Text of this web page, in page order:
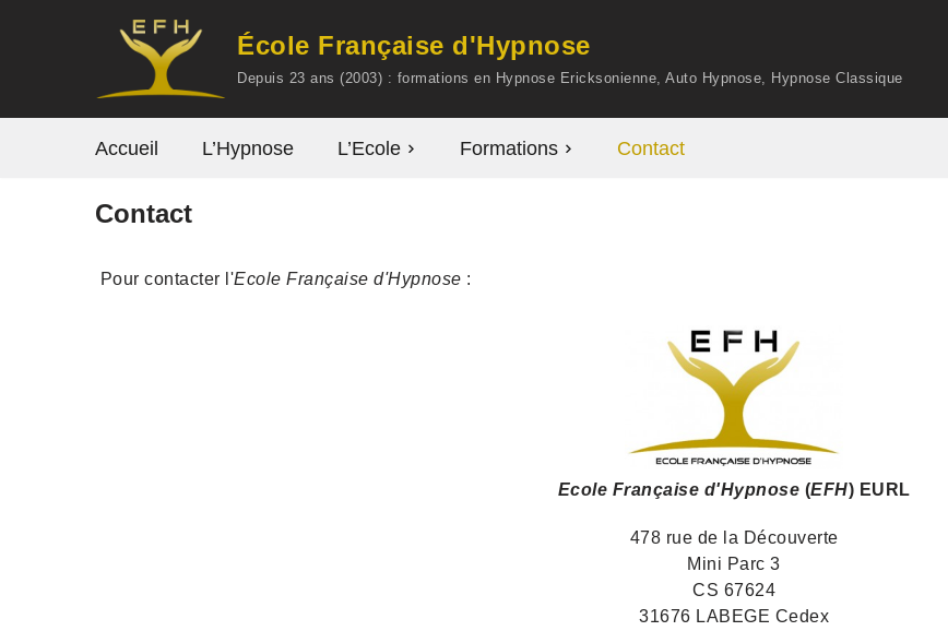
École Française d'Hypnose
Depuis 23 ans (2003) : formations en Hypnose Ericksonienne, Auto Hypnose, Hypnose Classique
Accueil L’Hypnose L’Ecole Formations Contact
Contact
Pour contacter l'Ecole Française d'Hypnose :
Ecole Française d'Hypnose (EFH) EURL
478 rue de la Découverte
Mini Parc 3
CS 67624
31676 LABEGE Cedex